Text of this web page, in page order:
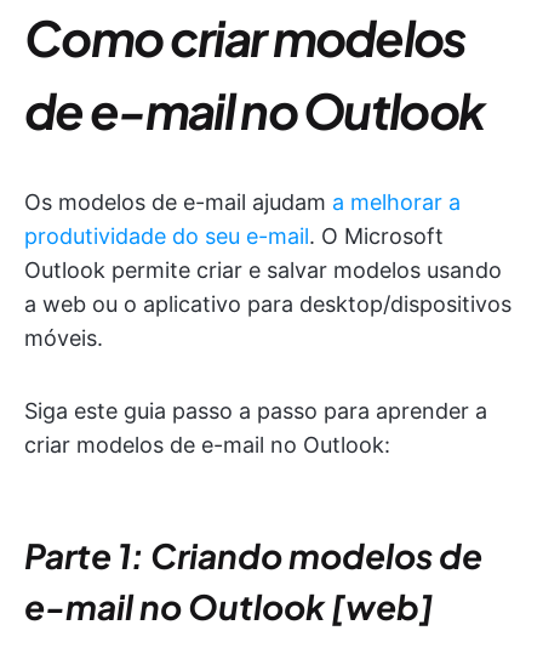
Como criar modelos
de e-mail no Outlook
Os modelos de e-mail ajudam a melhorar a
produtividade do seu e-mail. O Microsoft
Outlook permite criar e salvar modelos usando
a web ou o aplicativo para desktop/dispositivos
móveis.
Siga este guia passo a passo para aprender a
criar modelos de e-mail no Outlook:
Parte 1: Criando modelos de
e-mail no Outlook [web]